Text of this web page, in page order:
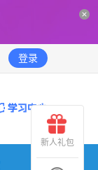
登录
新人礼包